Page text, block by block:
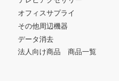
オフィスサプライ
その他周辺機器
データ消去
法人向け商品 商品一覧